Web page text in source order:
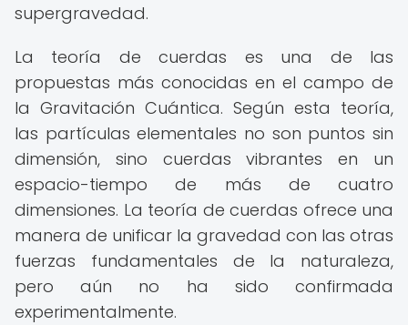
supergravedad.
La teoría de cuerdas es una de las
propuestas más conocidas en el campo de
la Gravitación Cuántica. Según esta teoría,
las partículas elementales no son puntos sin
dimensión, sino cuerdas vibrantes en un
espacio-tiempo de más de cuatro
dimensiones. La teoría de cuerdas ofrece una
manera de unificar la gravedad con las otras
fuerzas fundamentales de la naturaleza,
pero aún no ha sido confirmada
experimentalmente.